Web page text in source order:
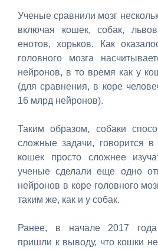
Ученые сравнили мозг
включая кошек, собак,
енотов, хорьков. Как
головного мозга
нейронов, в то время как у
(для сравнения, в коре
16 млрд нейронов).
Таким образом, собаки
сложные задачи, говорится
кошек просто сложнее
ученые сделали еще одно
нейронов в коре головного
таким же, как и у собак.
Ранее, в начале 2017
пришли к выводу, что кошки